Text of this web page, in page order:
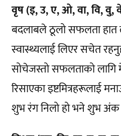
वृष (इ, उ, ए, ओ, वा, वि, वु,
बदलाबले ठूलो सफलता हात
स्वास्थ्यलाई लिएर सचेत
सोचेजस्तो सफलताको लागि
रिसाएका इष्टमित्रहरूलाई
शुभ रंग निलो हो भने शुभ